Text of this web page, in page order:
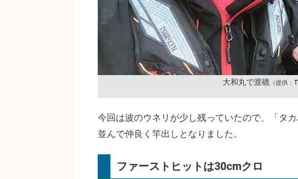
大和丸で渡礁 （提供：
今回は波のウネリが少し残っていたので、「タ
並んで仲良く竿出しとなりました。
ファーストヒットは30cmクロ